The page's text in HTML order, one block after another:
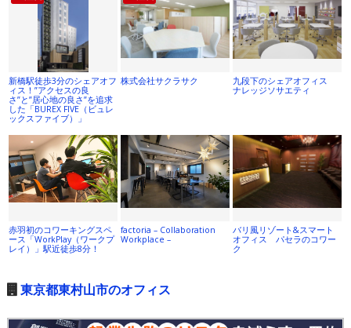
新橋駅徒歩3分のシェアオフ
ィス！”アクセスの良
さ”と”居心地の良さ”を追求
した「BUREX FIVE（ビュレ
ックスファイブ）」
株式会社サクラサク
九段下のシェアオフィス
ナレッジソサエティ
赤羽初のコワーキングスペ
ース「WorkPlay（ワークプ
レイ）」駅近徒歩8分！
factoria – Collaboration
Workplace –
バリ風リゾート&スマート
オフィス パセラのコワー
ク
東京都東村山市のオフィス